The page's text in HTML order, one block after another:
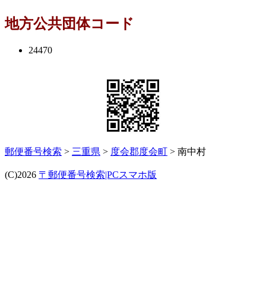
地方公共団体コード
24470
郵便番号検索 > 三重県 > 度会郡度会町 > 南中村
(C)2026 〒郵便番号検索|PCスマホ版